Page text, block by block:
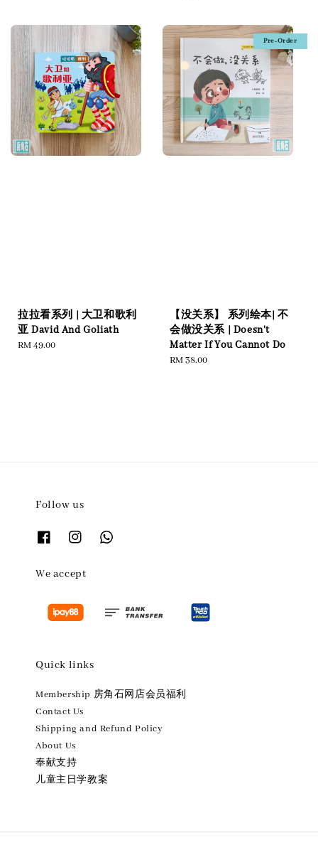
拉拉看系列 | 大卫和歌利
亚 David And Goliath
Regular
RM 49.00
Pre-Order
【没关系】 系列绘本| 不
会做没关系 | Doesn't
Matter If You Cannot Do
Regular
RM 38.00
Follow us
We accept
Quick links
Membership 房角石网店会员福利
Contact Us
Shipping and Refund Policy
About Us
奉献支持
儿童主日学教案